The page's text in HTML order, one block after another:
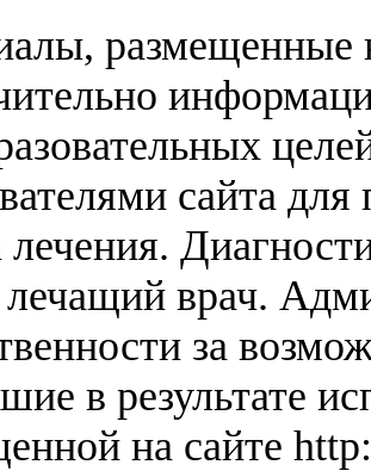
размещенные
сайта
лечения.
лечащий врач.
за
в результате
на сайте